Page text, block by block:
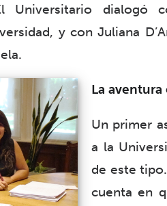
dialogó
y con Juliana
La aventura
Un primer
a la
de este
cuenta en